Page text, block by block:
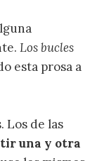
Los bucles
esta prosa a
Los de las
una y otra